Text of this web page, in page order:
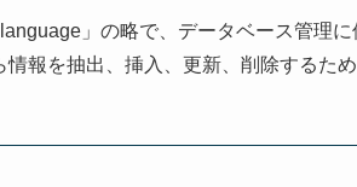
」の略で、データベース管理
情報を抽出、挿入、更新、削除するた